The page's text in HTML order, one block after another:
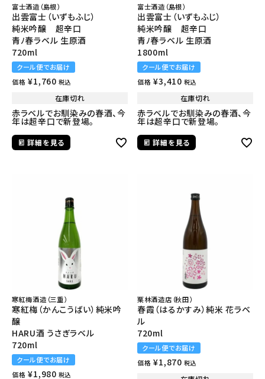
富士酒造（島根）
出雲富士（いずもふじ）
純米吟醸 超辛口
青ﾉ春ラベル 生原酒
720ml
クール便でお届け
価格 ¥1,760 税込
在庫切れ
赤ラベルでお馴染みの春酒、今
年は超辛口で新登場。
詳細を見る
富士酒造（島根）
出雲富士（いずもふじ）
純米吟醸 超辛口
青ﾉ春ラベル 生原酒
1800ml
クール便でお届け
価格 ¥3,410 税込
在庫切れ
赤ラベルでお馴染みの春酒、今
年は超辛口で新登場。
詳細を見る
寒紅梅酒造（三重）
寒紅梅（かんこうばい）純米吟
醸
HARU酒 うさぎラベル
720ml
クール便でお届け
価格 ¥1,980 税込
栗林酒造店（秋田）
春霞（はるかすみ）純米 花ラベ
ル
720ml
クール便でお届け
価格 ¥1,870 税込